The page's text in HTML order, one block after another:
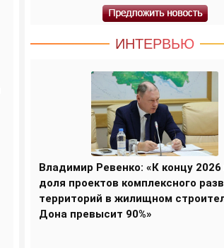
ИНТЕРВЬЮ
Владимир Ревенко: «К концу 2026
доля проектов комплексного
территорий в жилищном
Дона превысит 90%»